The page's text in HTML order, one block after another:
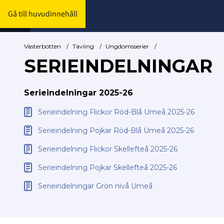
Gå till huvudinnehåll
Västerbotten / Tävling / Ungdomsserier /
SERIEINDELNINGAR
Serieindelningar 2025-26
Serieindelning Flickor Röd-Blå Umeå 2025-26
Serieindelning Pojkar Röd-Blå Umeå 2025-26
Serieindelning Flickor Skellefteå 2025-26
Serieindelning Pojkar Skellefteå 2025-26
Serieindelningar Grön nivå Umeå